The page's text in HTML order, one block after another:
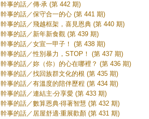
幹事的話／傳‧承 (第 442 期)
幹事的話／保守合一的心 (第 441 期)
幹事的話／飛越框架，喜見恩典 (第 440 期)
幹事的話／新年新食觀 (第 439 期)
幹事的話／女宣一甲子！ (第 438 期)
幹事的話／性別暴力，STOP！ (第 437 期)
幹事的話／妳（你）的心在哪裡？ (第 436 期)
幹事的話／找回族群文化的根 (第 435 期)
幹事的話／有溫度的陪伴歷程 (第 434 期)
幹事的話／連結主‧分享愛 (第 433 期)
幹事的話／數算恩典‧得著智慧 (第 432 期)
幹事的話／居屋舒適‧重展歡顏 (第 431 期)